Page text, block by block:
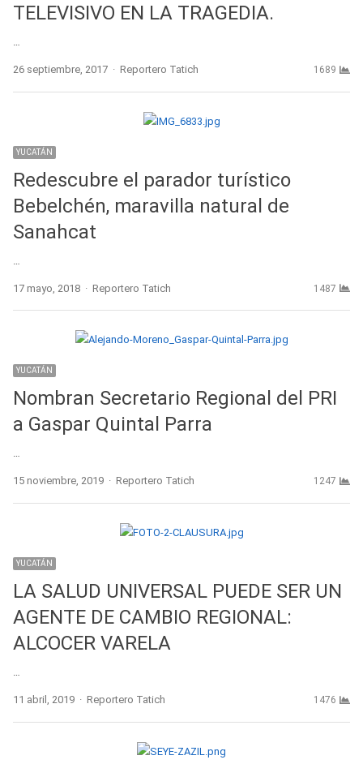
TELEVISIVO EN LA TRAGEDIA.
26 septiembre, 2017 Author
Reportero Tatich 1689
YUCATÁN
Redescubre el parador turístico
Bebelchén, maravilla natural de
Sanahcat
17 mayo, 2018 Author
Reportero Tatich 1487
YUCATÁN
Nombran Secretario Regional del PRI
a Gaspar Quintal Parra
…
15 noviembre, 2019 Author
Reportero Tatich 1247
YUCATÁN
LA SALUD UNIVERSAL PUEDE SER UN
AGENTE DE CAMBIO REGIONAL:
ALCOCER VARELA
…
11 abril, 2019 Author
Reportero Tatich 1476